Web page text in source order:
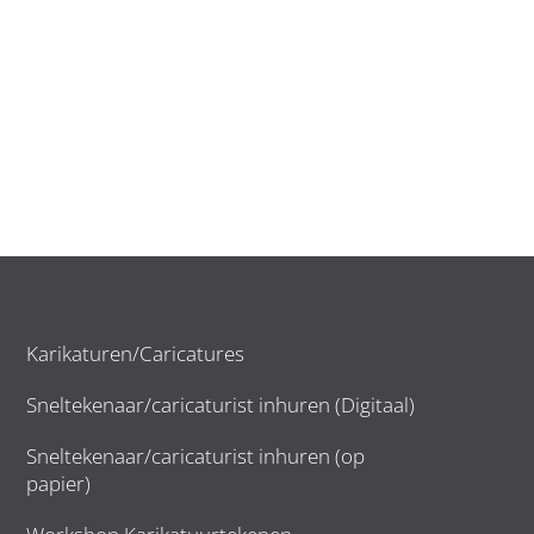
Karikaturen/Caricatures
Sneltekenaar/caricaturist inhuren (Digitaal)
Sneltekenaar/caricaturist inhuren (op
papier)